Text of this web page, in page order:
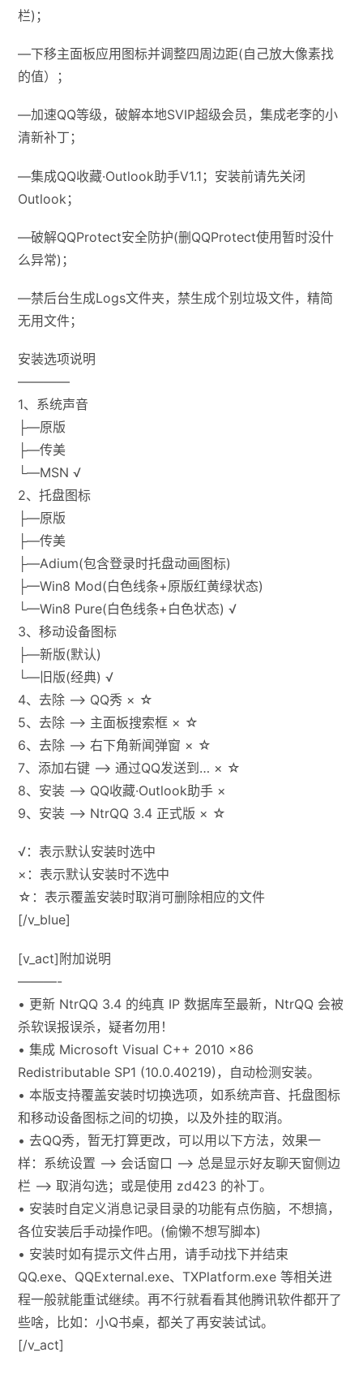
栏)；
—下移主面板应用图标并调整四周边距(自己放大像素找
的值）；
—加速QQ等级，破解本地SVIP超级会员，集成老李的小
清新补丁；
—集成QQ收藏·Outlook助手V1.1；安装前请先关闭
Outlook；
—破解QQProtect安全防护(删QQProtect使用暂时没什
么异常)；
—禁后台生成Logs文件夹，禁生成个别垃圾文件，精简
无用文件；
安装选项说明
————
1、系统声音
├—原版
├—传美
└—MSN √
2、托盘图标
├—原版
├—传美
├—Adium(包含登录时托盘动画图标)
├—Win8 Mod(白色线条+原版红黄绿状态)
└—Win8 Pure(白色线条+白色状态) √
3、移动设备图标
├—新版(默认)
└—旧版(经典) √
4、去除 –> QQ秀 × ☆
5、去除 –> 主面板搜索框 × ☆
6、去除 –> 右下角新闻弹窗 × ☆
7、添加右键 –> 通过QQ发送到… × ☆
8、安装 –> QQ收藏·Outlook助手 ×
9、安装 –> NtrQQ 3.4 正式版 × ☆
√：表示默认安装时选中
×：表示默认安装时不选中
☆：表示覆盖安装时取消可删除相应的文件
[/v_blue]
[v_act]附加说明
———-
• 更新 NtrQQ 3.4 的纯真 IP 数据库至最新，NtrQQ 会被
杀软误报误杀，疑者勿用！
• 集成 Microsoft Visual C++ 2010 x86
Redistributable SP1 (10.0.40219)，自动检测安装。
• 本版支持覆盖安装时切换选项，如系统声音、托盘图标
和移动设备图标之间的切换，以及外挂的取消。
• 去QQ秀，暂无打算更改，可以用以下方法，效果一
样：系统设置 –> 会话窗口 –> 总是显示好友聊天窗侧边
栏 –> 取消勾选；或是使用 zd423 的补丁。
• 安装时自定义消息记录目录的功能有点伤脑，不想搞，
各位安装后手动操作吧。(偷懒不想写脚本)
• 安装时如有提示文件占用，请手动找下并结束
QQ.exe、QQExternal.exe、TXPlatform.exe 等相关进
程一般就能重试继续。再不行就看看其他腾讯软件都开了
些啥，比如：小Q书桌，都关了再安装试试。
[/v_act]